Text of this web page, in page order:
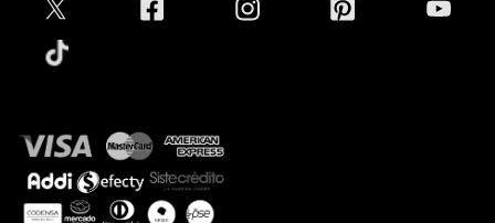
Envíos
Tiendas
Guía de tallas
Guía de cuidado Denim
Cyber Lunes
Mapa del sitio